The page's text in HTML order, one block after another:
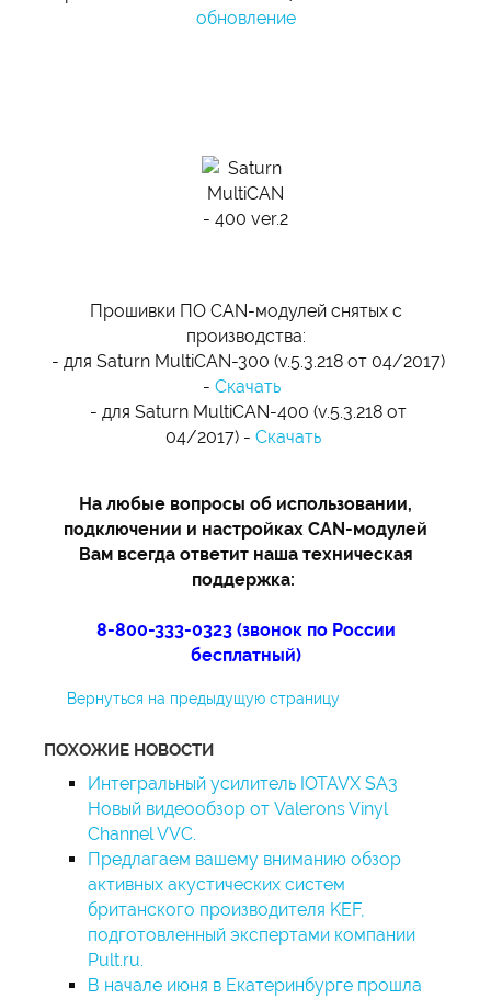
обновление
Прошивки ПО CAN-модулей снятых с
производства:
- для Saturn MultiCAN-300 (v.5.3.218 от 04/2017)
- Скачать
- для Saturn MultiCAN-400 (v.5.3.218 от
04/2017) - Скачать
На любые вопросы об использовании,
подключении и настройках CAN-модулей
Вам всегда ответит наша техническая
поддержка:
8-800-333-0323 (звонок по России
бесплатный)
Вернуться на предыдущую страницу
ПОХОЖИЕ НОВОСТИ
Интегральный усилитель IOTAVX SA3
Новый видеообзор от Valerons Vinyl
Channel VVC.
Предлагаем вашему вниманию обзор
активных акустических систем
британского производителя KEF,
подготовленный экспертами компании
Pult.ru.
В начале июня в Екатеринбурге прошла